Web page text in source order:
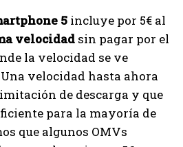
5 incluye por 5€ al
velocidad sin pagar por el
la velocidad se ve
Una velocidad hasta ahora
de descarga y que
para la mayoría de
que algunos OMVs